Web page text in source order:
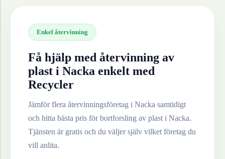
Enkel återvinning
Få hjälp med återvinning av
plast i Nacka enkelt med
Recycler
Jämför flera återvinningsföretag i Nacka samtidigt
och hitta bästa pris för bortforsling av plast i Nacka.
Tjänsten är gratis och du väljer själv vilket företag du
vill anlita.